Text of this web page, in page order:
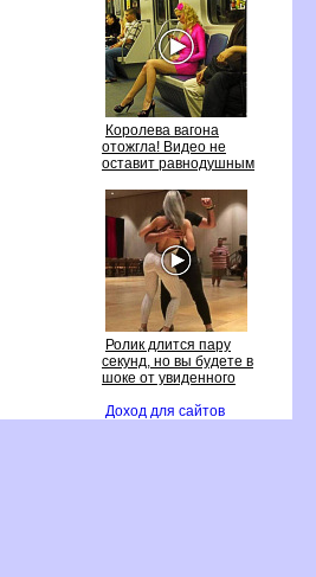
Королева вагона
отожгла! Видео не
оставит равнодушным
Ролик длится пару
секунд, но вы будете
шоке от увиденного
Доход для сайто